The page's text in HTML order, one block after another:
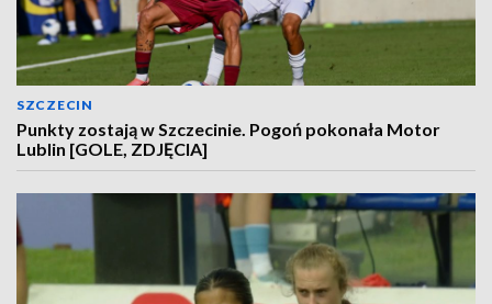
SZCZECIN
Punkty zostają w Szczecinie. Pogoń pokonała Motor
Lublin [GOLE, ZDJĘCIA]